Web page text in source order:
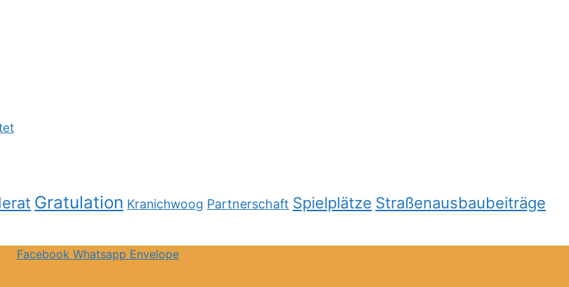
Gratulation Kranichwoog Partnerschaft Spielplätze Straßenausbaubeiträge
Facebook Whatsapp Envelope